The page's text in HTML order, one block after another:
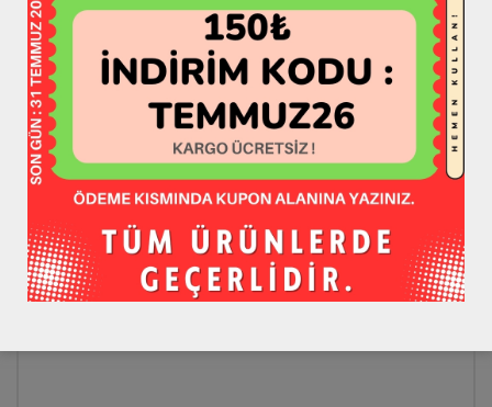
BIR YANIT YAZIN
E-posta adresiniz yayınlanmayacak.Gerekli alanlar
işaretlenmişlerdir
Yorum *